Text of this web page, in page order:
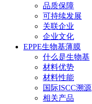
品质保障
可持续发展
关联企业
企业文化
EPPE生物基薄膜
什么是生物基
材料优势
材料性能
国际ISCC溯源
相关产品